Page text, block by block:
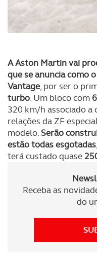
A Aston Martin vai
que se anuncia como
Vantage, por ser o
turbo. Um bloco com
320 km/h associado
relações da ZF
modelo. Serão
estão todas esgotadas
terá custado quase
Receba as
do